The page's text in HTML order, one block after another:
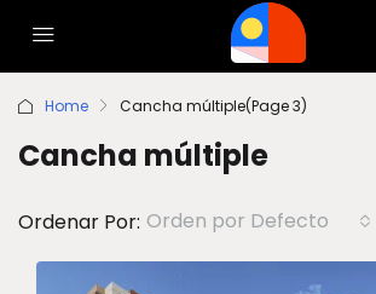
Home Cancha múltiple(Page 3)
Cancha múltiple
Ordenar Por: Orden por Defecto